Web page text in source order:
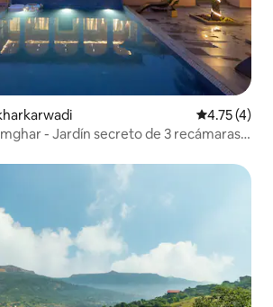
Calificación
4.75 (4)
- Jardín secreto de 3 recámaras